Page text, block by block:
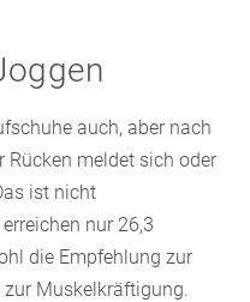
auch, aber nach
Rücken meldet sich oder
ist nicht
nur 26,3
die Empfehlung zur
Muskelkräftigung.